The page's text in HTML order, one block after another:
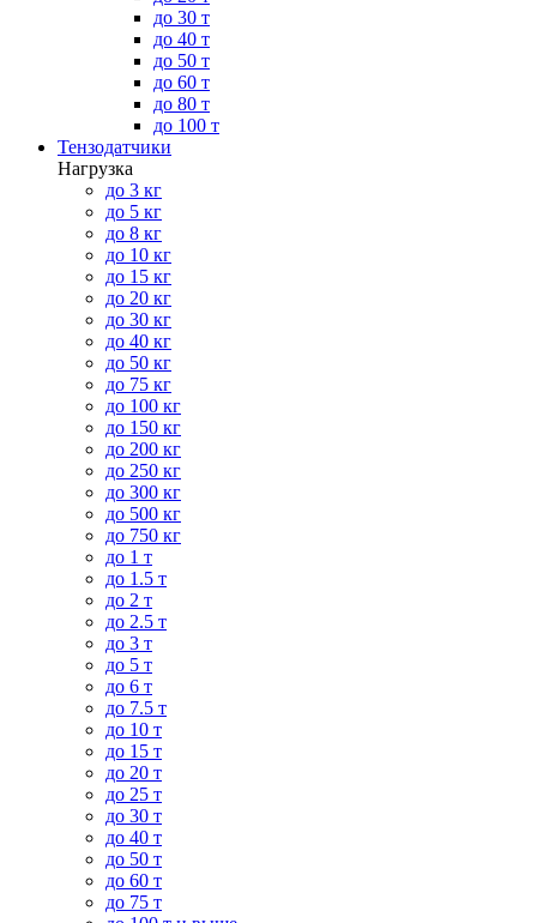
до 30 т
до 40 т
до 50 т
до 60 т
до 80 т
до 100 т
Тензодатчики
Нагрузка
до 3 кг
до 5 кг
до 8 кг
до 10 кг
до 15 кг
до 20 кг
до 30 кг
до 40 кг
до 50 кг
до 75 кг
до 100 кг
до 150 кг
до 200 кг
до 250 кг
до 300 кг
до 500 кг
до 750 кг
до 1 т
до 1.5 т
до 2 т
до 2.5 т
до 3 т
до 5 т
до 6 т
до 7.5 т
до 10 т
до 15 т
до 20 т
до 25 т
до 30 т
до 40 т
до 50 т
до 60 т
до 75 т